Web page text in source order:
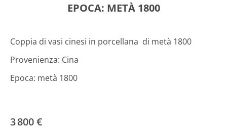
EPOCA: METÀ 1800
Coppia di vasi cinesi in porcellana di metà 1800
Provenienza: Cina
Epoca: metà 1800
3 800 €